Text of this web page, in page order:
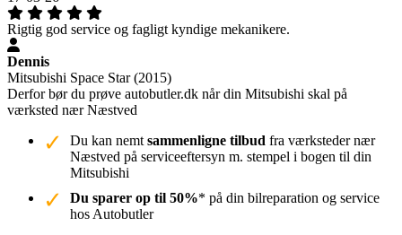
Rigtig god service og fagligt kyndige mekanikere.
Dennis
Mitsubishi Space Star (2015)
Derfor bør du prøve autobutler.dk når din Mitsubishi skal på
værksted nær Næstved
Du kan nemt sammenligne tilbud fra værksteder nær
Næstved på serviceeftersyn m. stempel i bogen til din
Mitsubishi
Du sparer op til 50%* på din bilreparation og service
hos Autobutler